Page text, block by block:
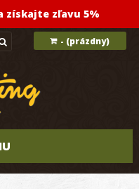
získajte zľavu 5%
- (prázdny)